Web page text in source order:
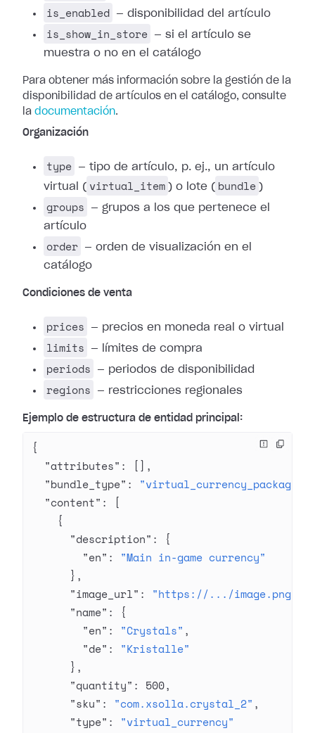
is_enabled — disponibilidad del artículo
is_show_in_store
— si el artículo se
muestra o no en el catálogo
Para obtener más información sobre la gestión de la
disponibilidad de artículos en el catálogo, consulte
la documentación.
Organización
type
— tipo de artículo, p. ej., un artículo
virtual ( virtual_item ) o lote ( bundle )
groups
— grupos a los que pertenece el
artículo
order
— orden de visualización en el
catálogo
Condiciones de venta
prices — precios en moneda real o virtual
limits — límites de compra
periods — periodos de disponibilidad
regions — restricciones regionales
Ejemplo de estructura de entidad principal:
{
  "attributes"
: [],
  "bundle_type"
: "virtual_currency_package"
  "content"
: [
    {
      "description"
: {
        "en"
: "Main in-game currency"
      },
      "image_url"
: "https://.../image.png"
      "name"
: {
        "en"
: "Crystals" ,
        "de"
: "Kristalle"
      },
      "quantity"
: 500,
      "sku"
: "com.xsolla.crystal_2" ,
      "type"
: "virtual_currency"